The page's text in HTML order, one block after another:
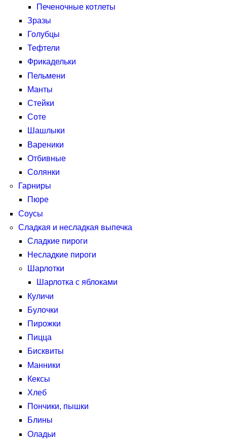
Печеночные котлеты
Зразы
Голубцы
Тефтели
Фрикадельки
Пельмени
Манты
Стейки
Соте
Шашлыки
Вареники
Отбивные
Солянки
Гарниры
Пюре
Соусы
Сладкая и несладкая выпечка
Сладкие пироги
Несладкие пироги
Шарлотки
Шарлотка с яблоками
Куличи
Булочки
Пирожки
Пицца
Бисквиты
Манники
Кексы
Хлеб
Пончики, пышки
Блины
Оладьи